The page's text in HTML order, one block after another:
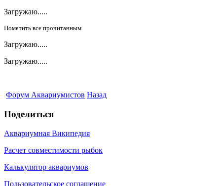
Загружаю.....
Пометить все прочитанным
Загружаю.....
Загружаю.....
Форум Аквариумистов Назад
Поделиться
Аквариумная Википедия
Расчет совместимости рыбок
Калькулятор аквариумов
Пользовательское соглашение